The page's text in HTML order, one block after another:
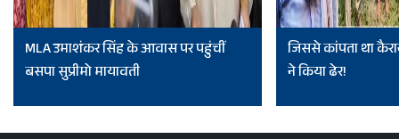
MLA उमाशंकर सिंह के आवास पर पहुंचीं
बसपा सुप्रीमो मायावती
जिससे कांपता था
ने किया ढेर!